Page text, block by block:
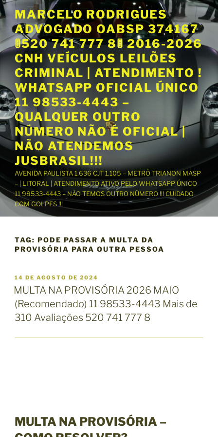
P
u
a
r
r
a
o
c
o
n
t
ú
d
MARCELO RODRIGUES
ADVOGADO OABSP 374167
🚦520 741 777 8🚦 2016-2026
CNH VEÍCULOS LEILÕES
CRIMINAL | ATENDIMENTO !
WHATSAPP OFICIAL ÚNICO
11 98533-4443 –
QUALQUER OUTRO
NÚMERO NÃO É OFICIAL |
NÃO ATENDEMOS
JUSBRASIL!!!
AVENIDA PAULISTA 1.636 CJT 1.105 – METRÔ TRIANON MASP
– | LITORAL | ATENDIMENTO ATIVO PELO WHATSAPP ÚNICO
11 98533-4443 – NÃO TEMOS OUTRO NÚMERO !!! CUIDADO
COM GOLPES !!!
TAG: PODE PASSAR A MULTA DA
PROVISÓRIA PARA OUTRA PESSOA
P
U
B
L
I
C
D
14 DE AGOSTO DE 2024
MULTA NA PROVISÓRIA 2026 MAIO
(Recomendado) 11 98533-4443 Mais de
310 Avaliações 520 741 777 8
MULTA NA PROVISÓRIA –